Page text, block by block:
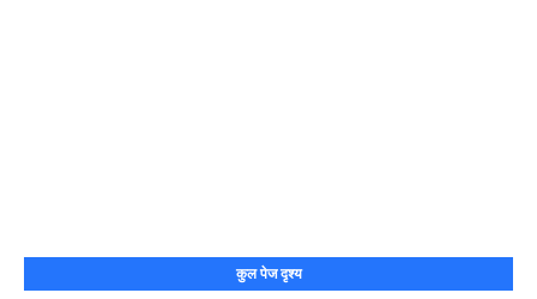
कुल पेज दृश्य